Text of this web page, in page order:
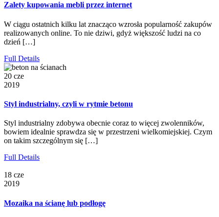
Zalety kupowania mebli przez internet
W ciągu ostatnich kilku lat znacząco wzrosła popularność zakupów
realizowanych online. To nie dziwi, gdyż większość ludzi na co
dzień […]
Full Details
20 cze
2019
Styl industrialny, czyli w rytmie betonu
Styl industrialny zdobywa obecnie coraz to więcej zwolenników,
bowiem idealnie sprawdza się w przestrzeni wielkomiejskiej. Czym
on takim szczególnym się […]
Full Details
18 cze
2019
Mozaika na ścianę lub podłogę